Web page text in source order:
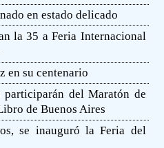
en estado delicado
la 35 a Feria Internacional
en su centenario
participarán del Maratón de
de Buenos Aires
se inauguró la Feria del